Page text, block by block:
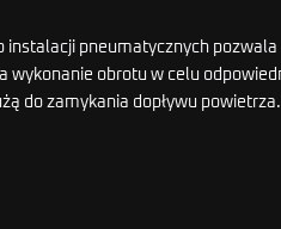
instalacji pneumatycznych
obrotu w celu
do zamykania dopływu powietrza.